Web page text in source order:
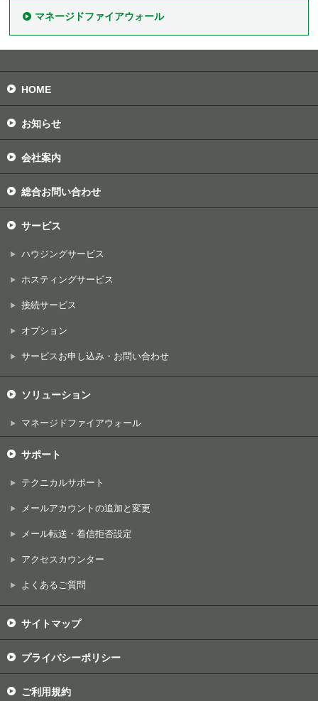
マネージドファイアウォール
HOME
お知らせ
会社案内
総合お問い合わせ
サービス
ハウジングサービス
ホスティングサービス
接続サービス
オプション
サービスお申し込み・お問い合わせ
ソリューション
マネージドファイアウォール
サポート
テクニカルサポート
メールアカウントの追加と変更
メール転送・着信拒否設定
アクセスカウンター
よくあるご質問
サイトマップ
プライバシーポリシー
ご利用規約